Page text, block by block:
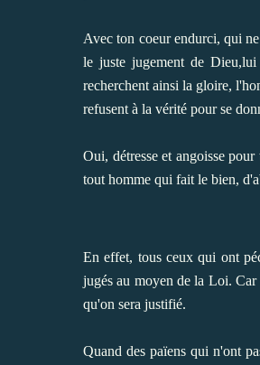
Avec ton coeur endurci, qui
le juste jugement de
recherchent ainsi la gloire,
refusent à la vérité pour se
Oui, détresse et angoisse
tout homme qui fait le bien,
En effet, tous ceux qui ont
jugés au moyen de la Loi.
qu'on sera justifié.
Quand des païens qui n'ont